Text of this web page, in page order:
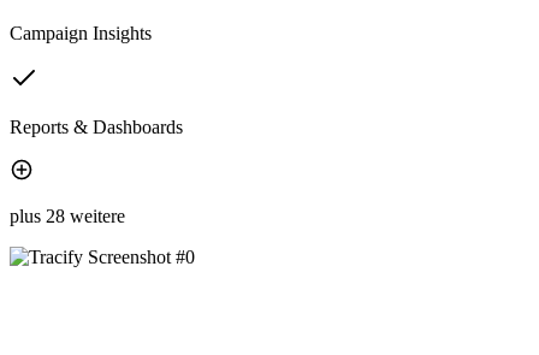
Campaign Insights
Reports & Dashboards
plus 28 weitere